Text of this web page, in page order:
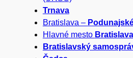
Trnava
Bratislava –
Hlavné mesto Bratislava
Bratislavský